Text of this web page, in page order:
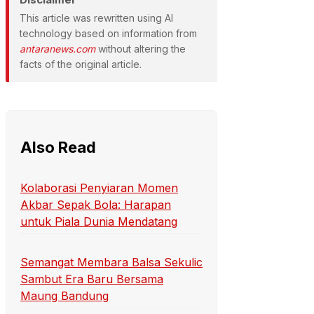
This article was rewritten using AI
technology based on information from
antaranews.comwithout altering the
facts of the original article.
Also Read
Kolaborasi Penyiaran Momen
Akbar Sepak Bola: Harapan
untuk Piala Dunia Mendatang
Semangat Membara Balsa Sekulic
Sambut Era Baru Bersama
Maung Bandung